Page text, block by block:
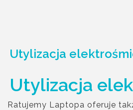
Utylizacja
Utylizacja
Ratujemy Laptopa oferuje